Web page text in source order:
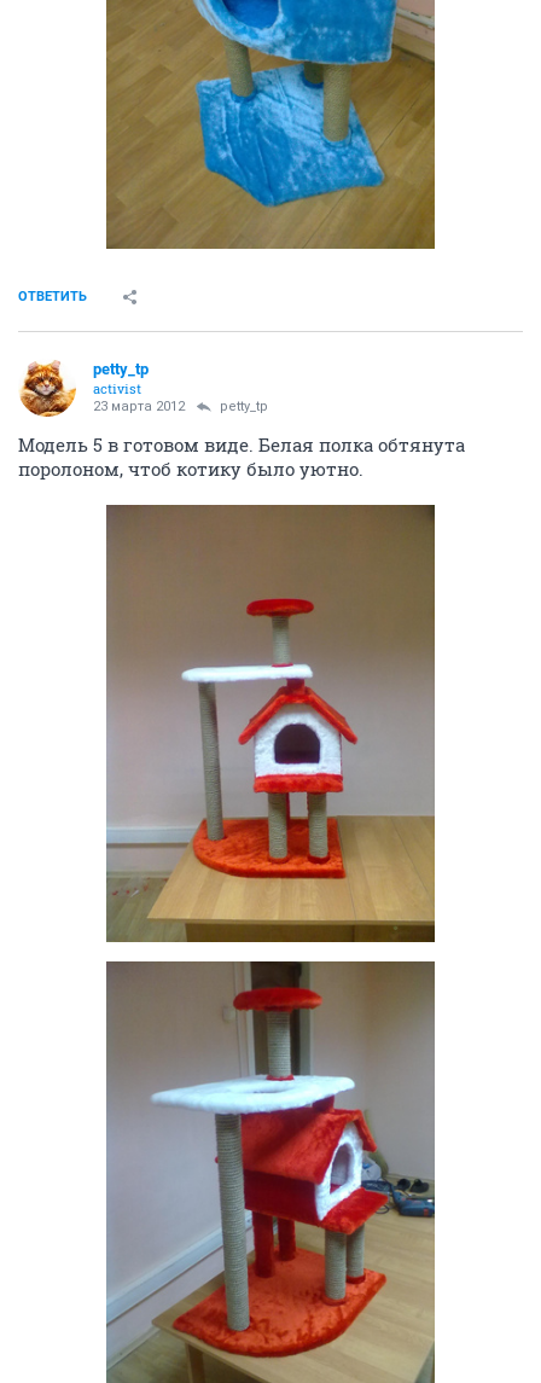
ОТВЕТИТЬ
petty_tp
activist
23 марта 2012 petty_tp
Модель 5 в готовом виде. Белая полка обтянута
поролоном, чтоб котику было уютно.